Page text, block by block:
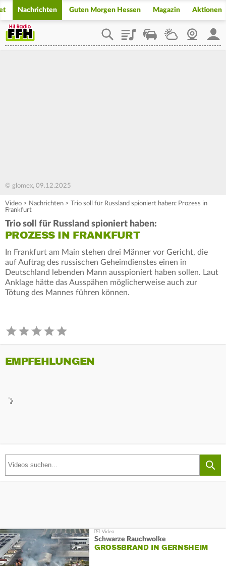
Nachrichten Guten Morgen Hessen Magazin Aktionen
PlaylistStaupilotWetterWebcam
© glomex, 09.12.2025
Video > Nachrichten > Trio soll für Russland spioniert haben: Prozess in
Frankfurt
Trio soll für Russland spioniert haben:
PROZESS IN FRANKFURT
In Frankfurt am Main stehen drei Männer vor Gericht, die
auf Auftrag des russischen Geheimdienstes einen in
Deutschland lebenden Mann ausspioniert haben sollen. Laut
Anklage hätte das Ausspähen möglicherweise auch zur
Tötung des Mannes führen können.
EMPFEHLUNGEN
Schwarze Rauchwolke
GROSSBRAND IN GERNSHEIM